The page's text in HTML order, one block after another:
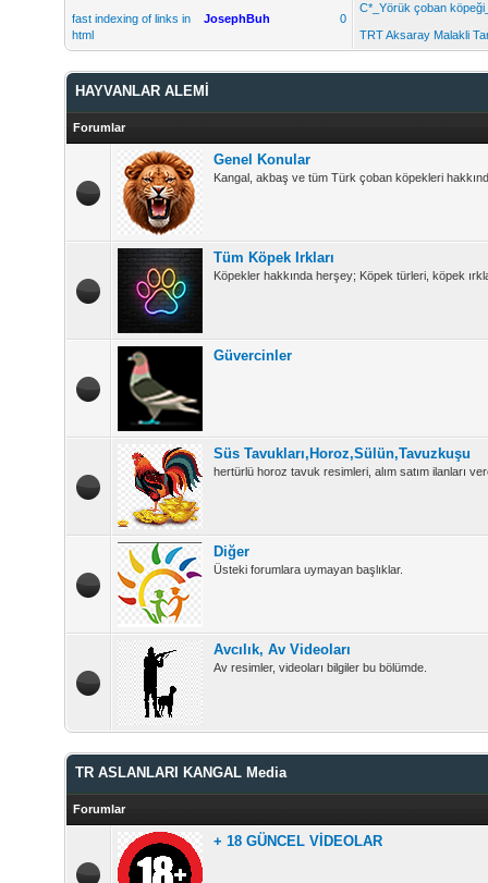
fast indexing of links in
html
JosephBuh 0
C*_Yörük çoban
TRT Aksaray Malakli
HAYVANLAR ALEMİ
Forumlar
Genel Konular
Kangal, akbaş ve tüm Türk çoban köpekleri
Tüm Köpek Irkları
Köpekler hakkında herşey; Köpek türleri, köpek
Güvercinler
Süs Tavukları,Horoz,Sülün,Tavuzkuşu
hertürlü horoz tavuk resimleri, alım satım ilanları
Diğer
Üsteki forumlara uymayan başlıklar.
Avcılık, Av Videoları
Av resimler, videoları bilgiler bu bölümde.
TR ASLANLARI KANGAL Media
Forumlar
+ 18 GÜNCEL VİDEOLAR